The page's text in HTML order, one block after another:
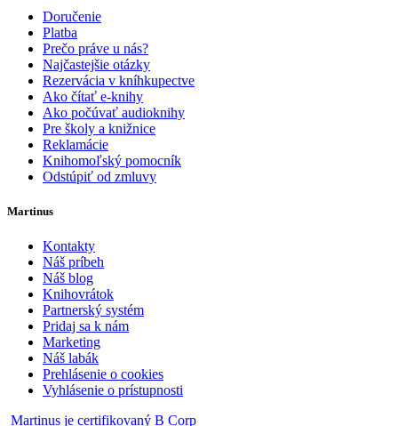
Doručenie
Platba
Prečo práve u nás?
Najčastejšie otázky
Rezervácia v kníhkupectve
Ako čítať e-knihy
Ako počúvať audioknihy
Pre školy a knižnice
Reklamácie
Knihomoľský pomocník
Odstúpiť od zmluvy
Martinus
Kontakty
Náš príbeh
Náš blog
Knihovrátok
Partnerský systém
Pridaj sa k nám
Marketing
Náš labák
Prehlásenie o cookies
Vyhlásenie o prístupnosti
Martinus je certifikovaný B Corp